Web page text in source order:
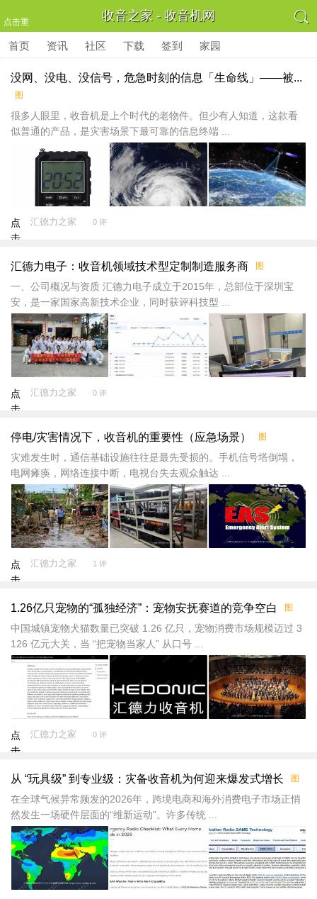
点击重 收音之家 - 收音机网 
首页 资讯 社区 下载 签到 家园
没网、没电、没信号，危急时刻的信息「生命线」——被...
图
很多人眼里，收音机是上个时代的老物件。但少有人知道，这款看
似普通的产品，是灾害场景下最可靠的信息终端 ...
点
击
新
加
载
汇德力之家 0 评
汇德力电子：收音机领域技术型定制制造服务商 图
一、公司概况与资质 汇德力电子成立于2015年，总部位于深圳宝
安，是一家国家高新技术企业，同时获评科技型 ...
点
击
新
加
载
汇德力之家 0 评
停电/灾害情况下，收音机的重要性（应急场景） 图
灾难发生时，通信基础设施往往是最先受损的。手机信号塔倒塌，
电网瘫痪，网络连接中断，电视台失去观众触达 ...
点
击
新
加
载
汇德力之家 1 评
1.26亿只宠物的“孤独经济”：宠物安抚赛道的竞争空白 图
中国城镇宠物犬猫数量已突破 1.26 亿只，宠物消费市场规模迈过 3
126 亿元大关，当 “把宠物当家人” 从口号 ...
点
击
新
加
载
汇德力之家 0 评
从 “玩具级” 到专业级：灾备收音机为何迎来爆发式增长 图
在全球气候异常频发的2026年，跨境电商和海外消费电子市场正悄
然发生一场硬件层面的“维新运动”。许多传统 ...